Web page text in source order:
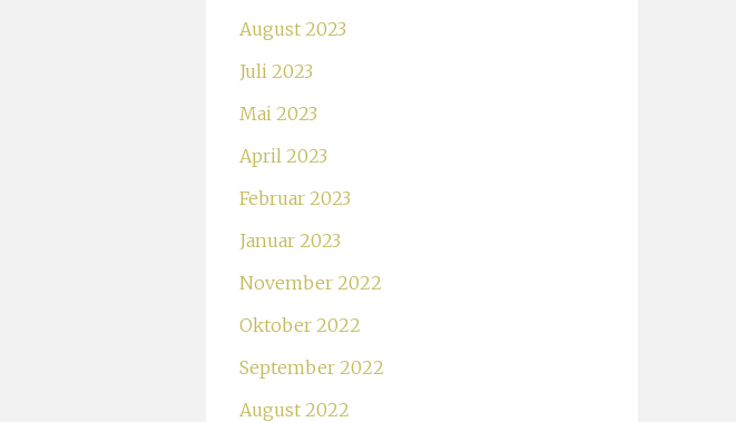
August 2023
Juli 2023
Mai 2023
April 2023
Februar 2023
Januar 2023
November 2022
Oktober 2022
September 2022
August 2022